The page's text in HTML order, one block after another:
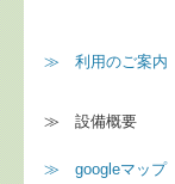
≫ 利用のご案内
≫ 設備概要
≫googleマップ